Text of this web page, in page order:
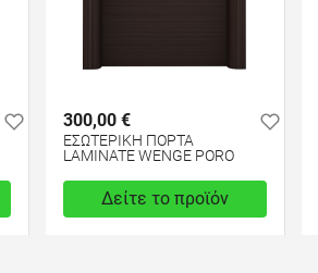
300,00 €
ΕΣΩΤΕΡΙΚΗ ΠΟΡΤΑ
LAMINATE WENGE PORO
Δείτε το προϊόν